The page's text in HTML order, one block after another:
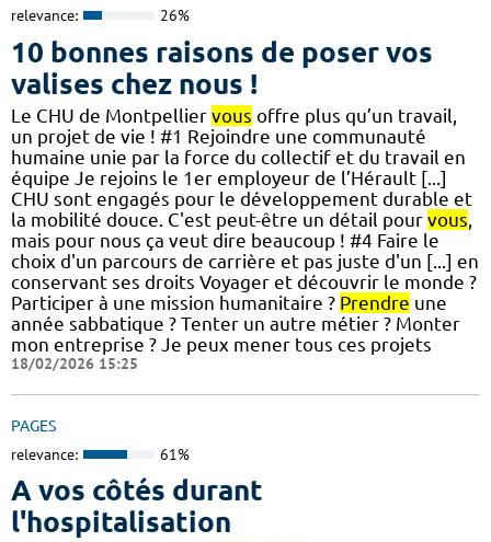
relevance: 26%
10 bonnes raisons de poser vos
valises chez nous !
Le CHU de Montpellier vous offre plus qu’un travail,
un projet de vie ! #1 Rejoindre une communauté
humaine unie par la force du collectif et du travail en
équipe Je rejoins le 1er employeur de l’Hérault [...]
CHU sont engagés pour le développement durable et
la mobilité douce. C'est peut-être un détail pour vous
mais pour nous ça veut dire beaucoup ! #4 Faire le
choix d'un parcours de carrière et pas juste d'un [...] en
conservant ses droits Voyager et découvrir le monde ?
Participer à une mission humanitaire ? Prendre une
année sabbatique ? Tenter un autre métier ? Monter
mon entreprise ? Je peux mener tous ces projets
18/02/2026 15:25
PAGES
relevance: 61%
A vos côtés durant
l'hospitalisation